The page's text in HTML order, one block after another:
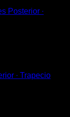
Posterior ∙
∙ Trapecio